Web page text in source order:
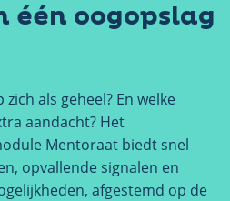
één oogopslag
als geheel? En welke
aandacht? Het
Mentoraat biedt snel
opvallende signalen en
afgestemd op de